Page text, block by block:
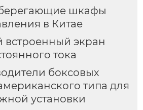
шкафы
в Китае
встроенный экран
тока
боксовых
типа для
установки